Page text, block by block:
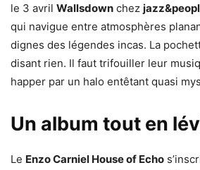
le 3 avril Wallsdown chez
qui navigue entre atmosphères
dignes des légendes incas. La
disant rien. Il faut trifouiller leur
happer par un halo entêtant quasi
Un album tout en
Le Enzo Carniel House of Echo